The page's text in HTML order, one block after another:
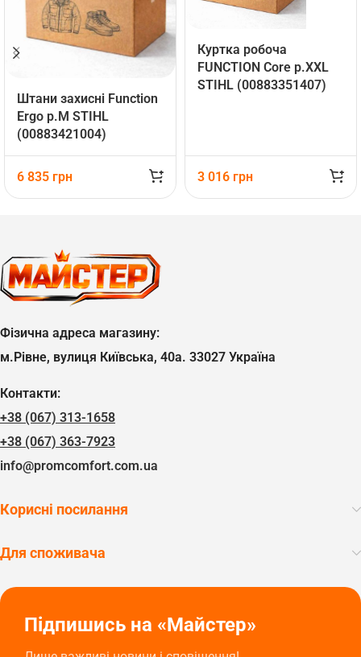
Штани захисні Function
Ergo р.М STIHL
(00883421004)
6 835 грн
Куртка робоча
FUNCTION Core р.ХХL
STIHL (00883351407)
3 016 грн
Фізична адреса магазину:
м.Рівне, вулиця Київська, 40а. 33027 Україна
Контакти:
+38 (067) 313-1658
+38 (067) 363-7923
info@promcomfort.com.ua
Корисні посилання
Для споживача
Підпишись на «Майстер»